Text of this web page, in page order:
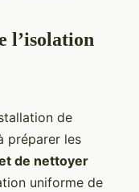
l’isolation
de
préparer les
de nettoyer
uniforme de